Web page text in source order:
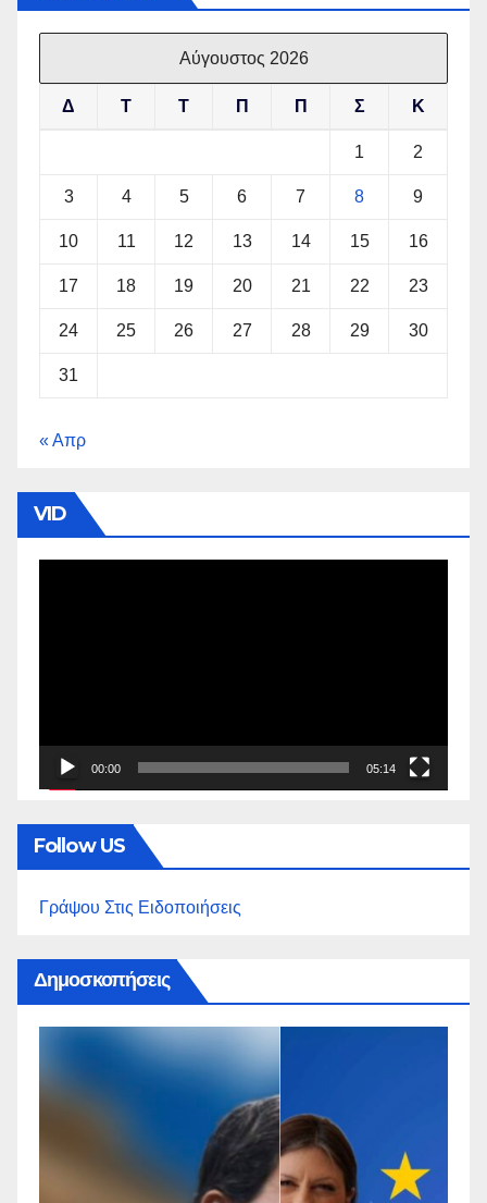
Αύγουστος 2026
Δ Τ Τ Π Π Σ Κ
1 2
3 4 5 6 7 8 9
10 11 12 13 14 15 16
17 18 19 20 21 22 23
24 25 26 27 28 29 30
31
« Απρ
VID
00:00 05:14
Follow US
Γράψου Στις Ειδοποιήσεις
Δημοσκοπήσεις